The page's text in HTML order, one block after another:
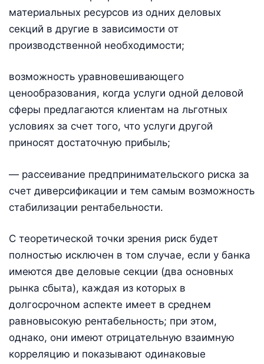
материальных ресурсов из одних деловых
секций в другие в зависимости от
производственной необходимости;
возможность уравновешивающего
ценообразования, когда услуги одной деловой
сферы предлагаются клиентам на льготных
условиях за счет того, что услуги другой
приносят достаточную прибыль;
— рассеивание предпринимательского риска за
счет диверсификации и тем самым возможность
стабилизации рентабельности.
С теоретической точки зрения риск будет
полностью исключен в том случае, если у банка
имеются две деловые секции (два основных
рынка сбыта), каждая из которых в
долгосрочном аспекте имеет в среднем
равновысокую рентабельность; при этом,
однако, они имеют отрицательную взаимную
корреляцию и показывают одинаковые